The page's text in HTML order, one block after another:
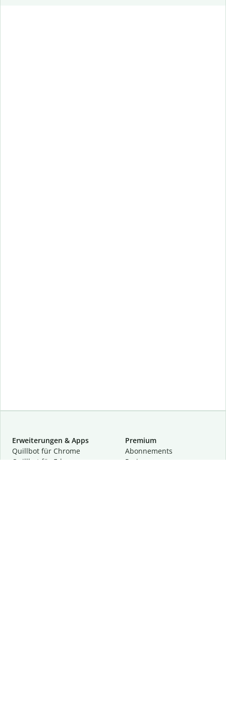
Erweiterungen & Apps
Quillbot für Chrome
Quillbot für Edge
Premium
Abon­ne­ments
Preise